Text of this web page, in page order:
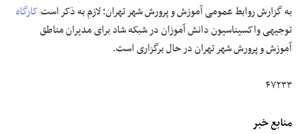
به گزارش روابط عمومی آموزش و پرورش شهر تهران؛ لازم به ذکر استکارگاه
توجیهی واکسیناسیون دانش آموزان در شبکه شاد برای مدیران مناطق
آموزش و پرورش شهر تهران در حال برگزاری است.
۴۷۲۳۳
منابع خبر